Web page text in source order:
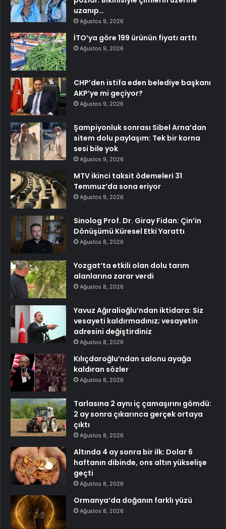
uzanıp…
Ağustos 9, 2026
İTO’ya göre 199 ürünün fiyatı arttı
Ağustos 9, 2026
CHP’den istifa eden belediye başkanı
AKP’ye mi geçiyor?
Ağustos 9, 2026
Şampiyonluk sonrası Sibel Arna’dan
sitem dolu paylaşım: Tek bir korna
sesi bile yok
Ağustos 9, 2026
MTV ikinci taksit ödemeleri 31
Temmuz’da sona eriyor
Ağustos 9, 2026
Sinolog Prof. Dr. Giray Fidan: Çin’in
Dönüşümü Küresel Etki Yarattı
Ağustos 8, 2026
Yozgat’ta etkili olan dolu tarım
alanlarına zarar verdi
Ağustos 8, 2026
Yavuz Ağıralioğlu’ndan iktidara: Siz
vesayeti kaldırmadınız; vesayetin
adresini değiştirdiniz
Ağustos 8, 2026
Kılıçdaroğlu’ndan salonu ayağa
kaldıran sözler
Ağustos 8, 2026
Tarlasına 2 aynı iç çamaşırını gömdü:
2 ay sonra çıkarınca gerçek ortaya
çıktı
Ağustos 8, 2026
Altında 4 ay sonra bir ilk: Dolar 6
haftanın dibinde, ons altın yükselişe
geçti
Ağustos 8, 2026
Ormanya’da doğanın farklı yüzü
Ağustos 8, 2026